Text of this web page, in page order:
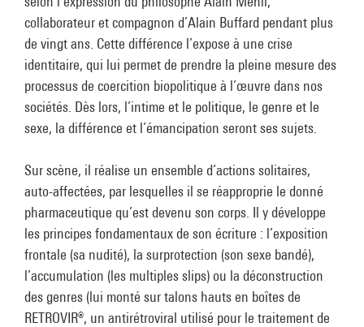
collaborateur et compagnon d’Alain Buffard pendant plus
de vingt ans. Cette différence l’expose à une crise
identitaire, qui lui permet de prendre la pleine mesure des
processus de coercition biopolitique à l’œuvre dans nos
sociétés. Dès lors, l’intime et le politique, le genre et le
sexe, la différence et l’émancipation seront ses sujets.
Sur scène, il réalise un ensemble d’actions solitaires,
auto-affectées, par lesquelles il se réapproprie le donné
pharmaceutique qu’est devenu son corps. Il y développe
les principes fondamentaux de son écriture : l’exposition
frontale (sa nudité), la surprotection (son sexe bandé),
l’accumulation (les multiples slips) ou la déconstruction
des genres (lui monté sur talons hauts en boîtes de
RETROVIR®, un antirétroviral utilisé pour le traitement de